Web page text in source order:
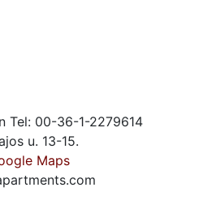
Tel: 00-36-1-2279614
u. 13-15.
Maps